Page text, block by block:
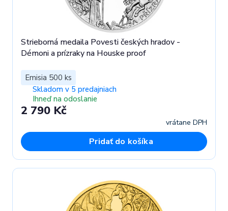
Strieborná medaila Povesti českých hradov -
Démoni a prízraky na Houske proof
Emisia 500 ks
Skladom v 5 predajniach
Ihneď na odoslanie
2 790 Kč
vrátane DPH
Pridať do košíka